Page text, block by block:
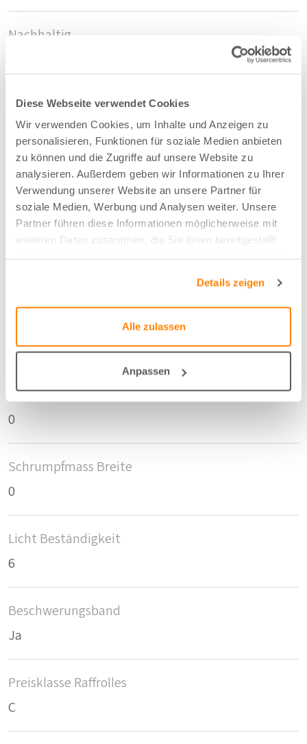
Diese Webseite verwendet Cookies
Wir verwenden Cookies, um Inhalte und Anzeigen zu
personalisieren, Funktionen für soziale Medien anbieten
zu können und die Zugriffe auf unsere Website zu
analysieren. Außerdem geben wir Informationen zu Ihrer
Verwendung unserer Website an unsere Partner für
soziale Medien, Werbung und Analysen weiter. Unsere
Partner führen diese Informationen möglicherweise mit
weiteren Daten zusammen, die Sie ihnen bereitgestellt
Details zeigen
Alle zulassen
Anpassen
Nachhaltig
Zusammensetzung
95%rPET/5%PES
Farbe
Off White mit Sand - 12
Anzahl der Fläschen pro m2
11
Schrumpfmass Höhe
0
Schrumpfmass Breite
0
Licht Beständigkeit
6
Beschwerungsband
Ja
Preisklasse Raffrolles
C